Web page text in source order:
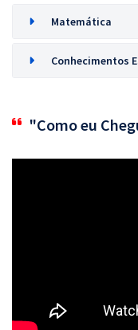
Matemática
Conhecimentos
"Como eu